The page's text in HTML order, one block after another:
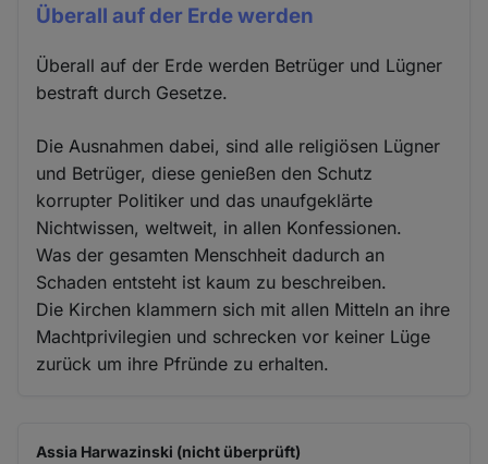
Überall auf der Erde werden
Überall auf der Erde werden Betrüger und Lügner
bestraft durch Gesetze.
Die Ausnahmen dabei, sind alle religiösen Lügner
und Betrüger, diese genießen den Schutz
korrupter Politiker und das unaufgeklärte
Nichtwissen, weltweit, in allen Konfessionen.
Was der gesamten Menschheit dadurch an
Schaden entsteht ist kaum zu beschreiben.
Die Kirchen klammern sich mit allen Mitteln an ihre
Machtprivilegien und schrecken vor keiner Lüge
zurück um ihre Pfründe zu erhalten.
Assia Harwazinski (nicht überprüft)